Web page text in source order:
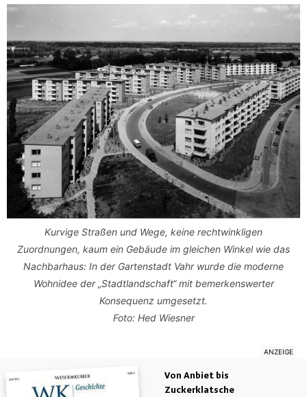
Kurvige Straßen und Wege, keine rechtwinkligen
Zuordnungen, kaum ein Gebäude im gleichen Winkel wie das
Nachbarhaus: In der Gartenstadt Vahr wurde die moderne
Wohnidee der „Stadtlandschaft“ mit bemerkenswerter
Konsequenz umgesetzt.
Foto: Hed Wiesner
Von Anbiet bis
Zuckerklatsche